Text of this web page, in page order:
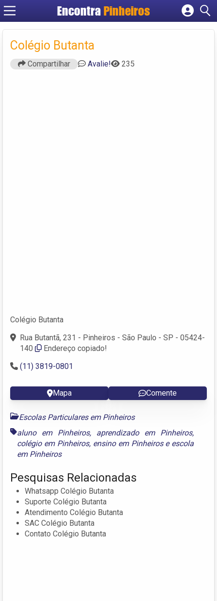
EncontraPinheiros
Cadastrar empresa
Colégio Butanta
Compartilhar Avalie! 235
Colégio Butanta
Rua Butantã, 231 - Pinheiros - São Paulo - SP - 05424-
140
Endereço copiado!
(11) 3819-0801
Mapa Comente
Escolas Particulares em Pinheiros
aluno em Pinheiros, aprendizado em Pinheiros,
colégio em Pinheiros, ensino em Pinheirose escola
em Pinheiros
Pesquisas Relacionadas
Whatsapp Colégio Butanta
Suporte Colégio Butanta
Atendimento Colégio Butanta
SAC Colégio Butanta
Contato Colégio Butanta